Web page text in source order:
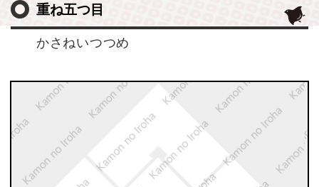
重ね五つ目
かさねいつつめ